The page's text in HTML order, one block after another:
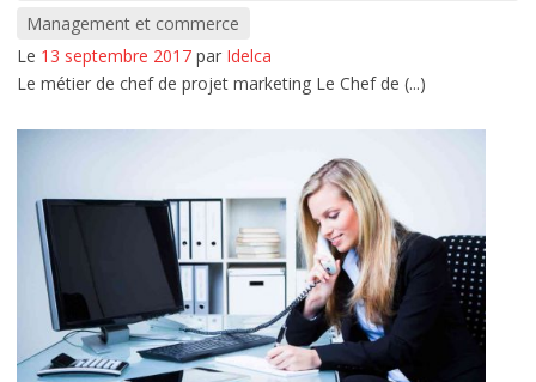
Management et commerce
Le 13 septembre 2017 par Idelca
Le métier de chef de projet marketing Le Chef de (...)